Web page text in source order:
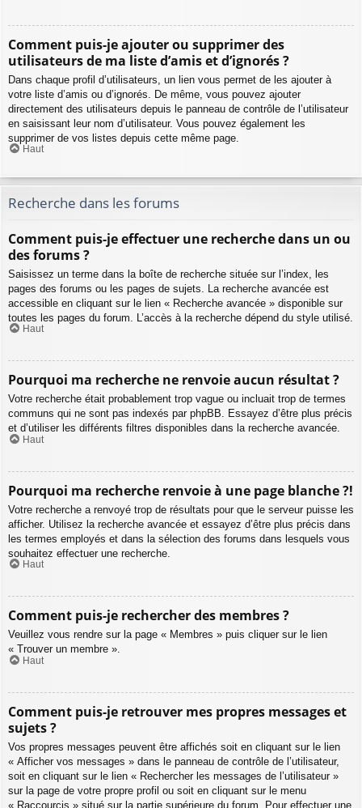
Comment puis-je ajouter ou supprimer des
utilisateurs de ma liste d’amis et d’ignorés ?
Dans chaque profil d’utilisateurs, un lien vous permet de les ajouter à
votre liste d’amis ou d’ignorés. De même, vous pouvez ajouter
directement des utilisateurs depuis le panneau de contrôle de l’utilisateur
en saisissant leur nom d’utilisateur. Vous pouvez également les
supprimer de vos listes depuis cette même page.
Haut
Recherche dans les forums
Comment puis-je effectuer une recherche dans un ou
des forums ?
Saisissez un terme dans la boîte de recherche située sur l’index, les
pages des forums ou les pages de sujets. La recherche avancée est
accessible en cliquant sur le lien « Recherche avancée » disponible sur
toutes les pages du forum. L’accès à la recherche dépend du style utilisé.
Haut
Pourquoi ma recherche ne renvoie aucun résultat ?
Votre recherche était probablement trop vague ou incluait trop de termes
communs qui ne sont pas indexés par phpBB. Essayez d’être plus précis
et d’utiliser les différents filtres disponibles dans la recherche avancée.
Haut
Pourquoi ma recherche renvoie à une page blanche ?!
Votre recherche a renvoyé trop de résultats pour que le serveur puisse les
afficher. Utilisez la recherche avancée et essayez d’être plus précis dans
les termes employés et dans la sélection des forums dans lesquels vous
souhaitez effectuer une recherche.
Haut
Comment puis-je rechercher des membres ?
Veuillez vous rendre sur la page « Membres » puis cliquer sur le lien
« Trouver un membre ».
Haut
Comment puis-je retrouver mes propres messages et
sujets ?
Vos propres messages peuvent être affichés soit en cliquant sur le lien
« Afficher vos messages » dans le panneau de contrôle de l’utilisateur,
soit en cliquant sur le lien « Rechercher les messages de l’utilisateur »
sur la page de votre propre profil ou soit en cliquant sur le menu
« Raccourcis » situé sur la partie supérieure du forum. Pour effectuer une